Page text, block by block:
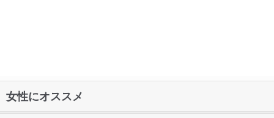
女性にオススメ